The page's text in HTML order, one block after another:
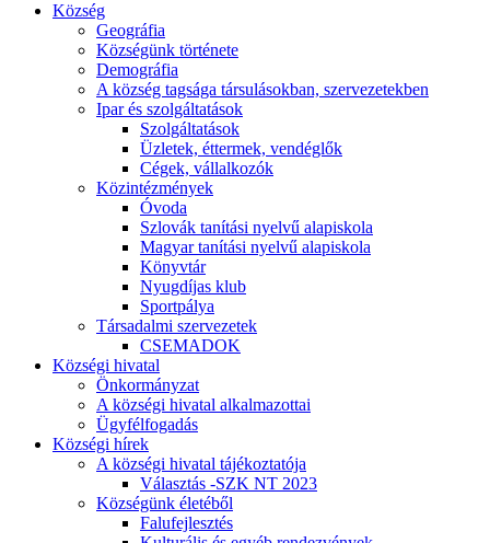
Község
Geográfia
Községünk története
Demográfia
A község tagsága társulásokban, szervezetekben
Ipar és szolgáltatások
Szolgáltatások
Üzletek, éttermek, vendéglők
Cégek, vállalkozók
Közintézmények
Óvoda
Szlovák tanítási nyelvű alapiskola
Magyar tanítási nyelvű alapiskola
Könyvtár
Nyugdíjas klub
Sportpálya
Társadalmi szervezetek
CSEMADOK
Községi hivatal
Önkormányzat
A községi hivatal alkalmazottai
Ügyfélfogadás
Községi hírek
A községi hivatal tájékoztatója
Választás -SZK NT 2023
Községünk életéből
Falufejlesztés